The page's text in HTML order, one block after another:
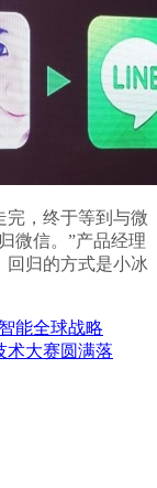
，终于等到与微
微信。”产品经理
回归的方式是小冰
能全球战略
术大赛圆满落